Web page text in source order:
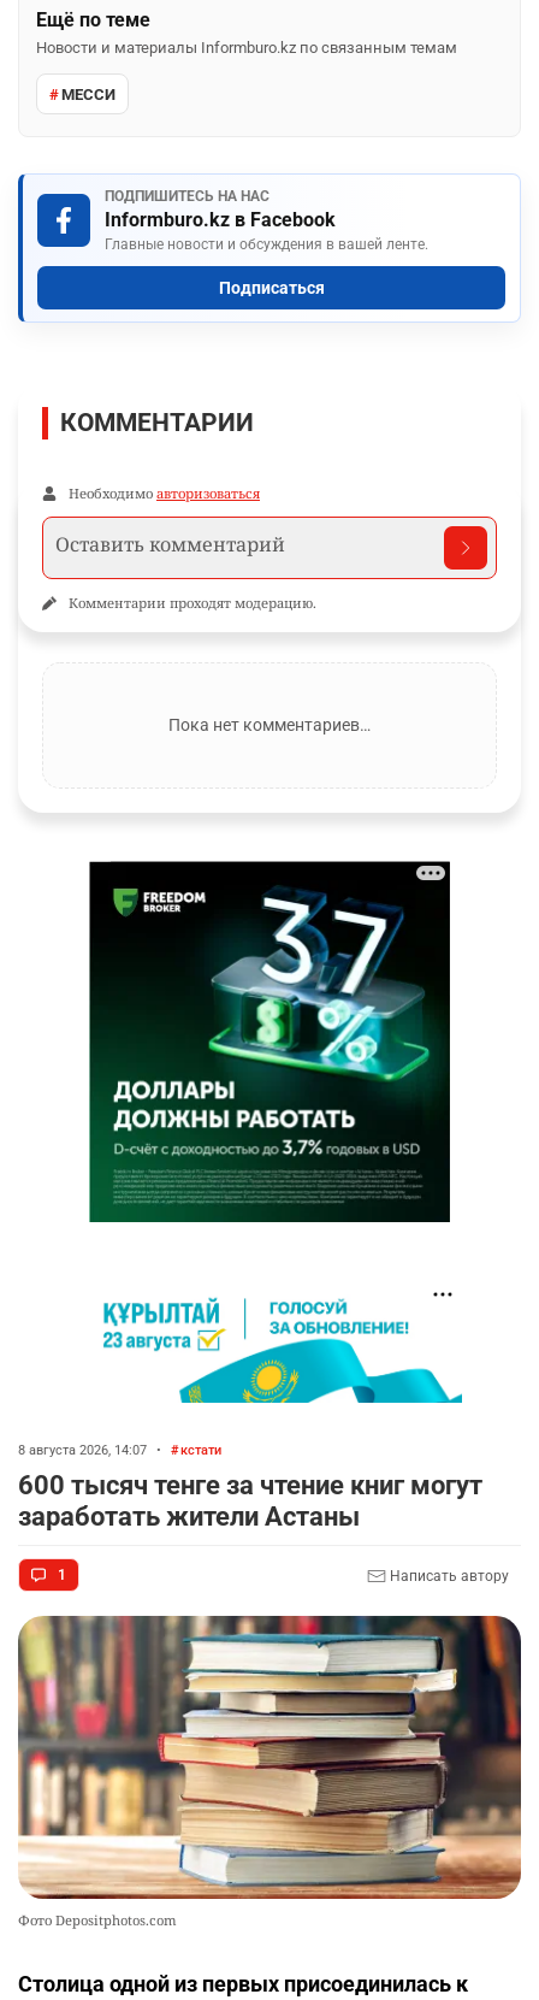
Ещё по теме
Новости и материалы Informburo.kz по связанным темам
МЕССИ
ПОДПИШИТЕСЬ НА НАС
Informburo.kz в Facebook
Главные новости и обсуждения в вашей ленте.
Подписаться
КОММЕНТАРИИ
Необходимо авторизоваться
Комментарии проходят модерацию.
Пока нет комментариев…
8 августа 2026, 14:07 • кстати
600 тысяч тенге за чтение книг могут
заработать жители Астаны
1 Написать автору
Фото Depositphotos.com
Столица одной из первых присоединилась к